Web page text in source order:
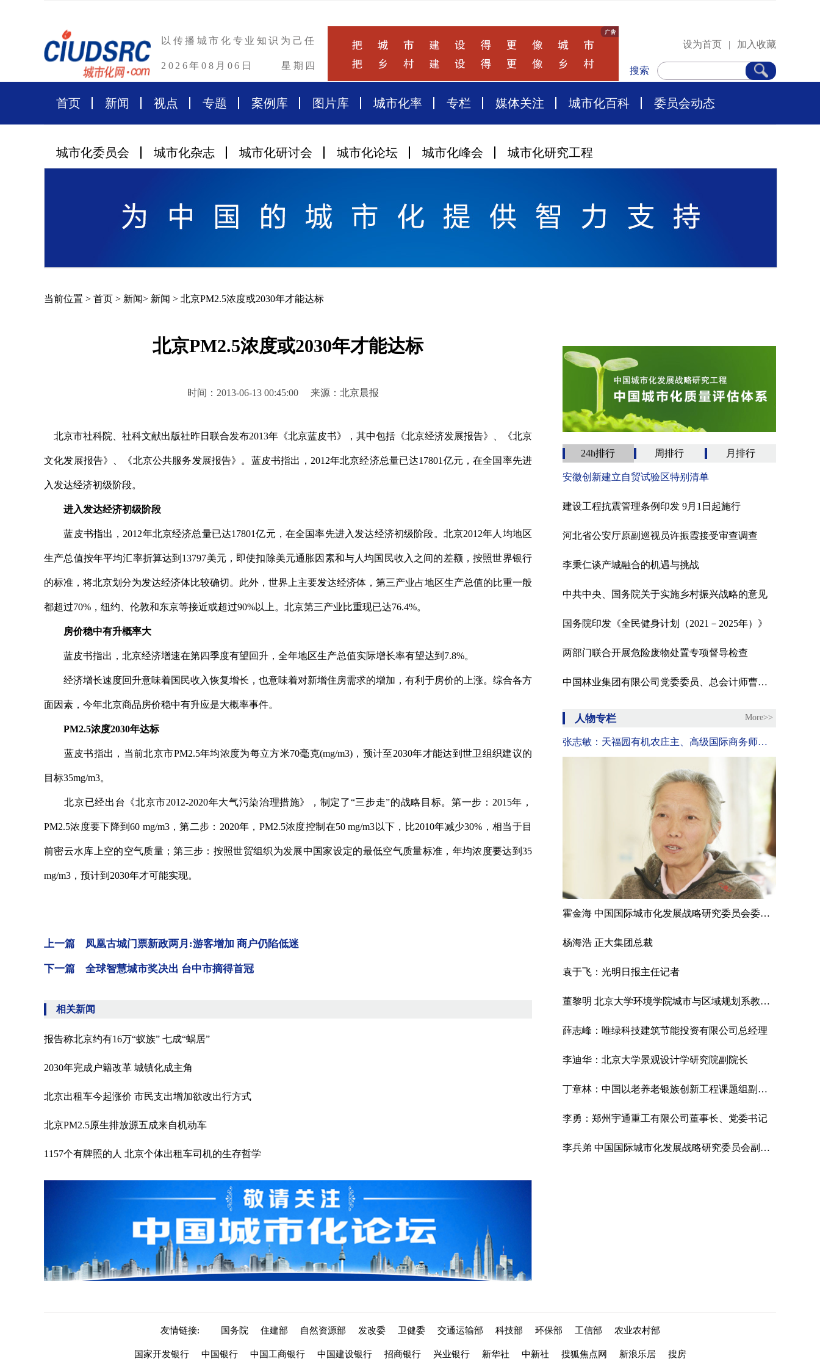
以传播城市化专业知识为己任
2026年08月06日 星期四
设为首页 | 加入收藏
搜索
首页 新闻 视点 专题 案例库 图片库 城市化率 专栏 媒体关注 城市化百科 委员会动态
城市化委员会 城市化杂志 城市化研讨会 城市化论坛 城市化峰会 城市化研究工程
当前位置 > 首页 > 新闻> 新闻 > 北京PM2.5浓度或2030年才能达标
北京PM2.5浓度或2030年才能达标
时间：2013-06-13 00:45:00 来源：北京晨报
北京市社科院、社科文献出版社昨日联合发布2013年《北京蓝皮书》，其中包括《北京经济发展报告》、《北京
文化发展报告》、《北京公共服务发展报告》。蓝皮书指出，2012年北京经济总量已达17801亿元，在全国率先进
入发达经济初级阶段。
进入发达经济初级阶段
蓝皮书指出，2012年北京经济总量已达17801亿元，在全国率先进入发达经济初级阶段。北京2012年人均地区
生产总值按年平均汇率折算达到13797美元，即使扣除美元通胀因素和与人均国民收入之间的差额，按照世界银行
的标准，将北京划分为发达经济体比较确切。此外，世界上主要发达经济体，第三产业占地区生产总值的比重一般
都超过70%，纽约、伦敦和东京等接近或超过90%以上。北京第三产业比重现已达76.4%。
房价稳中有升概率大
蓝皮书指出，北京经济增速在第四季度有望回升，全年地区生产总值实际增长率有望达到7.8%。
经济增长速度回升意味着国民收入恢复增长，也意味着对新增住房需求的增加，有利于房价的上涨。综合各方
面因素，今年北京商品房价稳中有升应是大概率事件。
PM2.5浓度2030年达标
蓝皮书指出，当前北京市PM2.5年均浓度为每立方米70毫克(mg/m3)，预计至2030年才能达到世卫组织建议的
目标35mg/m3。
北京已经出台《北京市2012-2020年大气污染治理措施》，制定了“三步走”的战略目标。第一步：2015年，
PM2.5浓度要下降到60 mg/m3，第二步：2020年，PM2.5浓度控制在50 mg/m3以下，比2010年减少30%，相当于目
前密云水库上空的空气质量；第三步：按照世贸组织为发展中国家设定的最低空气质量标准，年均浓度要达到35
mg/m3，预计到2030年才可能实现。
上一篇 凤凰古城门票新政两月:游客增加 商户仍陷低迷
下一篇 全球智慧城市奖决出 台中市摘得首冠
相关新闻
报告称北京约有16万“蚁族” 七成“蜗居”
2030年完成户籍改革 城镇化成主角
北京出租车今起涨价 市民支出增加欲改出行方式
北京PM2.5原生排放源五成来自机动车
1157个有牌照的人 北京个体出租车司机的生存哲学
24h排行 周排行 月排行
安徽创新建立自贸试验区特别清单
建设工程抗震管理条例印发 9月1日起施行
河北省公安厅原副巡视员许振霞接受审查调查
李秉仁谈产城融合的机遇与挑战
中共中央、国务院关于实施乡村振兴战略的意见
国务院印发《全民健身计划（2021－2025年）》
两部门联合开展危险废物处置专项督导检查
中国林业集团有限公司党委委员、总会计师曹军接受纪律审查和监察调查
人物专栏 More>>
张志敏：天福园有机农庄主、高级国际商务师、中国国际城市化发展战略研究委员会委员
霍金海 中国国际城市化发展战略研究委员会委员、贸促会建设行业分会发展部原主任
杨海浩 正大集团总裁
袁于飞：光明日报主任记者
董黎明 北京大学环境学院城市与区域规划系教授、博士生导师
薛志峰：唯绿科技建筑节能投资有限公司总经理
李迪华：北京大学景观设计学研究院副院长
丁章林：中国以老养老银族创新工程课题组副组长、中国正信集团有限公司监事会主席
李勇：郑州宇通重工有限公司董事长、党委书记
李兵弟 中国国际城市化发展战略研究委员会副主任、住房和城乡建设部村镇建设司原司长、中国城市科学研究会副理事长
友情链接: 国务院 住建部 自然资源部 发改委 卫健委 交通运输部 科技部 环保部 工信部 农业农村部
国家开发银行 中国银行 中国工商银行 中国建设银行 招商银行 兴业银行 新华社 中新社 搜狐焦点网 新浪乐居 搜房